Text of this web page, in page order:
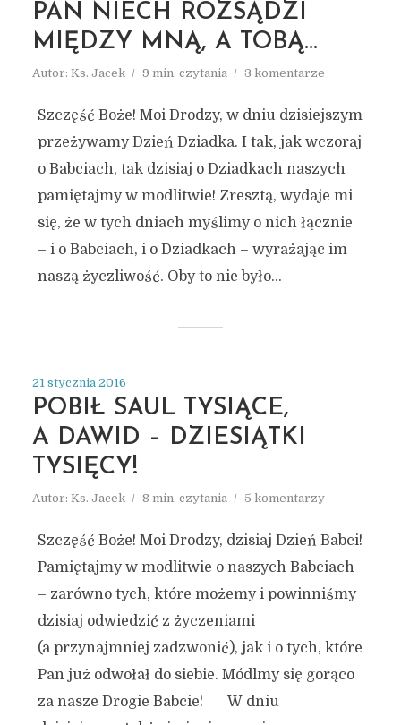
ARCHIWUM
STYCZEŃ 2016
PAN NIECH ROZSĄDZI
MIĘDZY MNĄ, A TOBĄ…
Autor: Ks. Jacek 9 min. czytania 3 komentarze
Szczęść Boże! Moi Drodzy, w dniu dzisiejszym
przeżywamy Dzień Dziadka. I tak, jak wczoraj
o Babciach, tak dzisiaj o Dziadkach naszych
pamiętajmy w modlitwie! Zresztą, wydaje mi
się, że w tych dniach myślimy o nich łącznie
– i o Babciach, i o Dziadkach – wyrażając im
naszą życzliwość. Oby to nie było...
21 stycznia 2016
POBIŁ SAUL TYSIĄCE,
A DAWID – DZIESIĄTKI
TYSIĘCY!
Autor: Ks. Jacek 8 min. czytania 5 komentarzy
Szczęść Boże! Moi Drodzy, dzisiaj Dzień Babci!
Pamiętajmy w modlitwie o naszych Babciach
– zarówno tych, które możemy i powinniśmy
dzisiaj odwiedzić z życzeniami
(a przynajmniej zadzwonić), jak i o tych, które
Pan już odwołał do siebie. Módlmy się gorąco
za nasze Drogie Babcie! W dniu